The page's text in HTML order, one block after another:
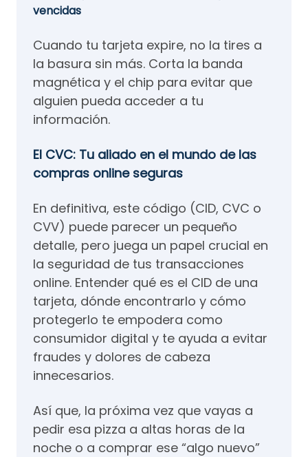
vencidas
Cuando tu tarjeta expire, no la tires a
la basura sin más. Corta la banda
magnética y el chip para evitar que
alguien pueda acceder a tu
información.
El CVC: Tu aliado en el mundo de las
compras online seguras
En definitiva, este código (CID, CVC o
CVV) puede parecer un pequeño
detalle, pero juega un papel crucial en
la seguridad de tus transacciones
online. Entender qué es el CID de una
tarjeta, dónde encontrarlo y cómo
protegerlo te empodera como
consumidor digital y te ayuda a evitar
fraudes y dolores de cabeza
innecesarios.
Así que, la próxima vez que vayas a
pedir esa pizza a altas horas de la
noche o a comprar ese “algo nuevo”